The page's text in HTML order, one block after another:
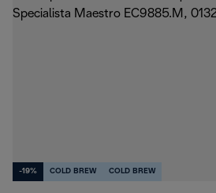
-19% COLD BREW COLD BREW